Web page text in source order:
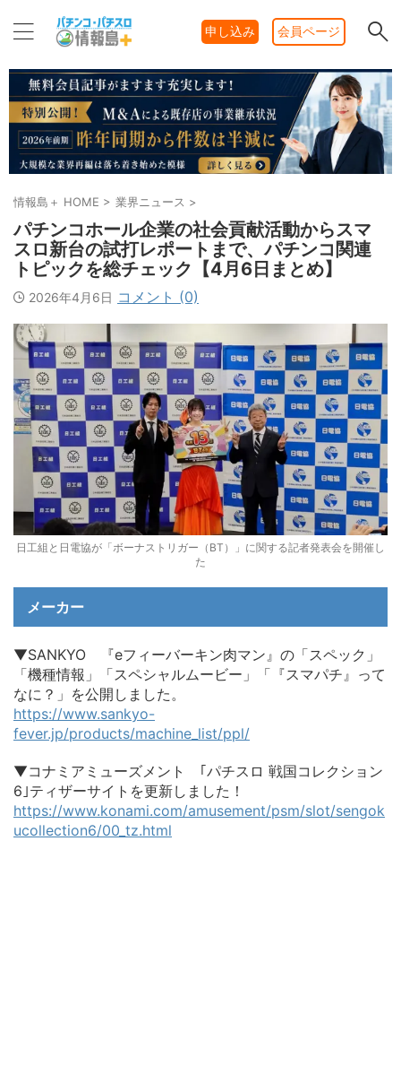
申し込み 会員ページ
情報島＋ HOME > 業界ニュース >
パチンコホール企業の社会貢献活動からスマ
スロ新台の試打レポートまで、パチンコ関連
トピックを総チェック【4月6日まとめ】
2026年4月6日 コメント (0)
日工組と日電協が「ボーナストリガー（BT）」に関する記者発表会を開催し
た
メーカー
▼SANKYO 『eフィーバーキン肉マン』の「スペック」
「機種情報」「スペシャルムービー」「『スマパチ』って
なに？」を公開しました。
https://www.sankyo-
fever.jp/products/machine_list/ppl/
▼コナミアミューズメント ｢パチスロ 戦国コレクション
6｣ティザーサイトを更新しました！
https://www.konami.com/amusement/psm/slot/sengok
ucollection6/00_tz.html